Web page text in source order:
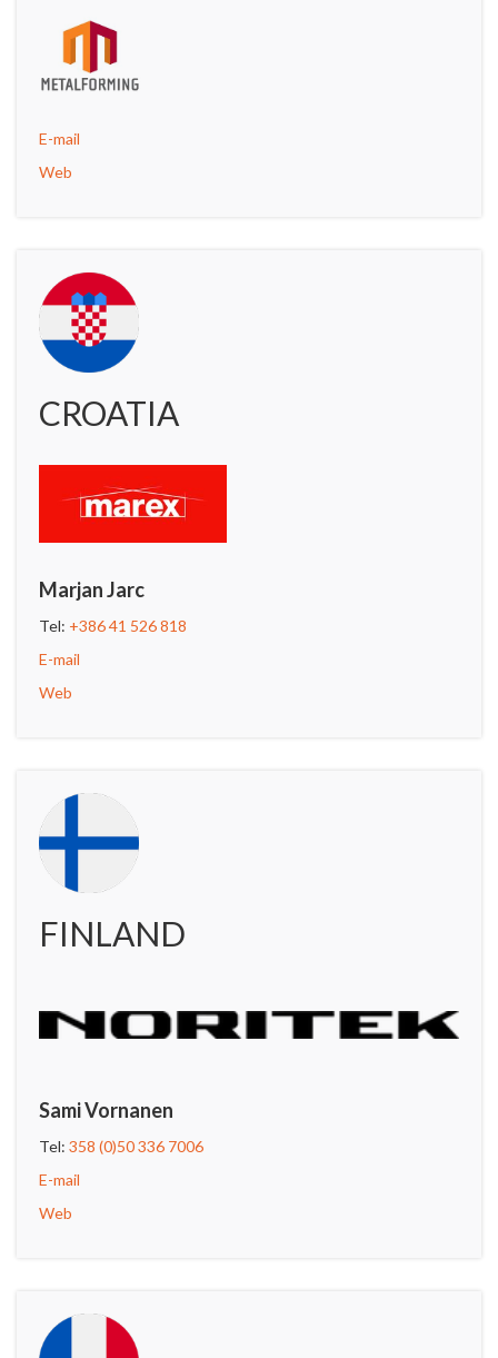
E-mail
Web
CROATIA
Marjan Jarc
Tel: +386 41 526 818
E-mail
Web
FINLAND
Sami Vornanen
Tel: 358 (0)50 336 7006
E-mail
Web